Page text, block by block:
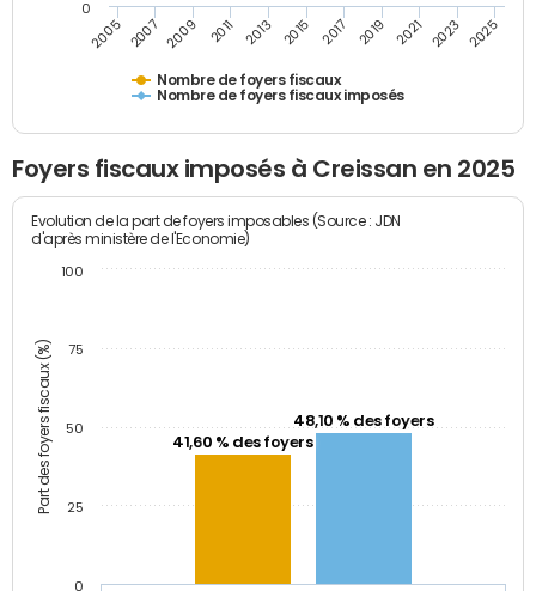
Nombre de foyers fiscaux
Nombre de foyers fiscaux imposés
2005 2007 2009 2011 2013 2015 2017 2019 2021 2023 2025
0
Foyers fiscaux imposés à Creissan en 2025
Part des foyers fiscaux (%)
Evolution de la part de foyers imposables (Source : JDN
d'après ministère de l'Economie)
41,60 % des foyers
48,10 % des foyers
0
25
50
75
100